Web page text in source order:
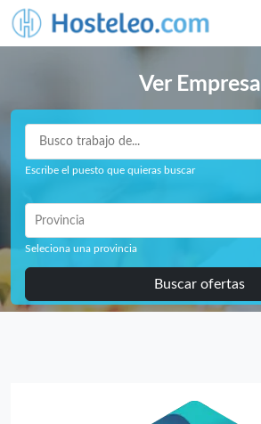
Ver Empresa
Escribe el puesto que quieras buscar
Provincia
Seleciona una provincia
Buscar ofertas